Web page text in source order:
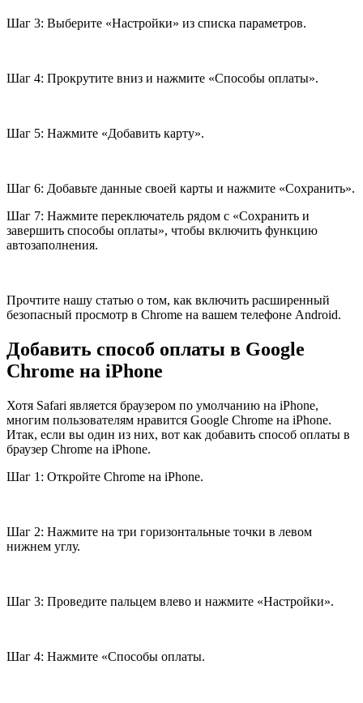
Шаг 3: Выберите «Настройки» из списка параметров.
Шаг 4: Прокрутите вниз и нажмите «Способы оплаты».
Шаг 5: Нажмите «Добавить карту».
Шаг 6: Добавьте данные своей карты и нажмите «Сохранить».
Шаг 7: Нажмите переключатель рядом с «Сохранить и
завершить способы оплаты», чтобы включить функцию
автозаполнения.
Прочтите нашу статью о том, как включить расширенный
безопасный просмотр в Chrome на вашем телефоне Android.
Добавить способ оплаты в Google
Chrome на iPhone
Хотя Safari является браузером по умолчанию на iPhone,
многим пользователям нравится Google Chrome на iPhone.
Итак, если вы один из них, вот как добавить способ оплаты в
браузер Chrome на iPhone.
Шаг 1: Откройте Chrome на iPhone.
Шаг 2: Нажмите на три горизонтальные точки в левом
нижнем углу.
Шаг 3: Проведите пальцем влево и нажмите «Настройки».
Шаг 4: Нажмите «Способы оплаты.